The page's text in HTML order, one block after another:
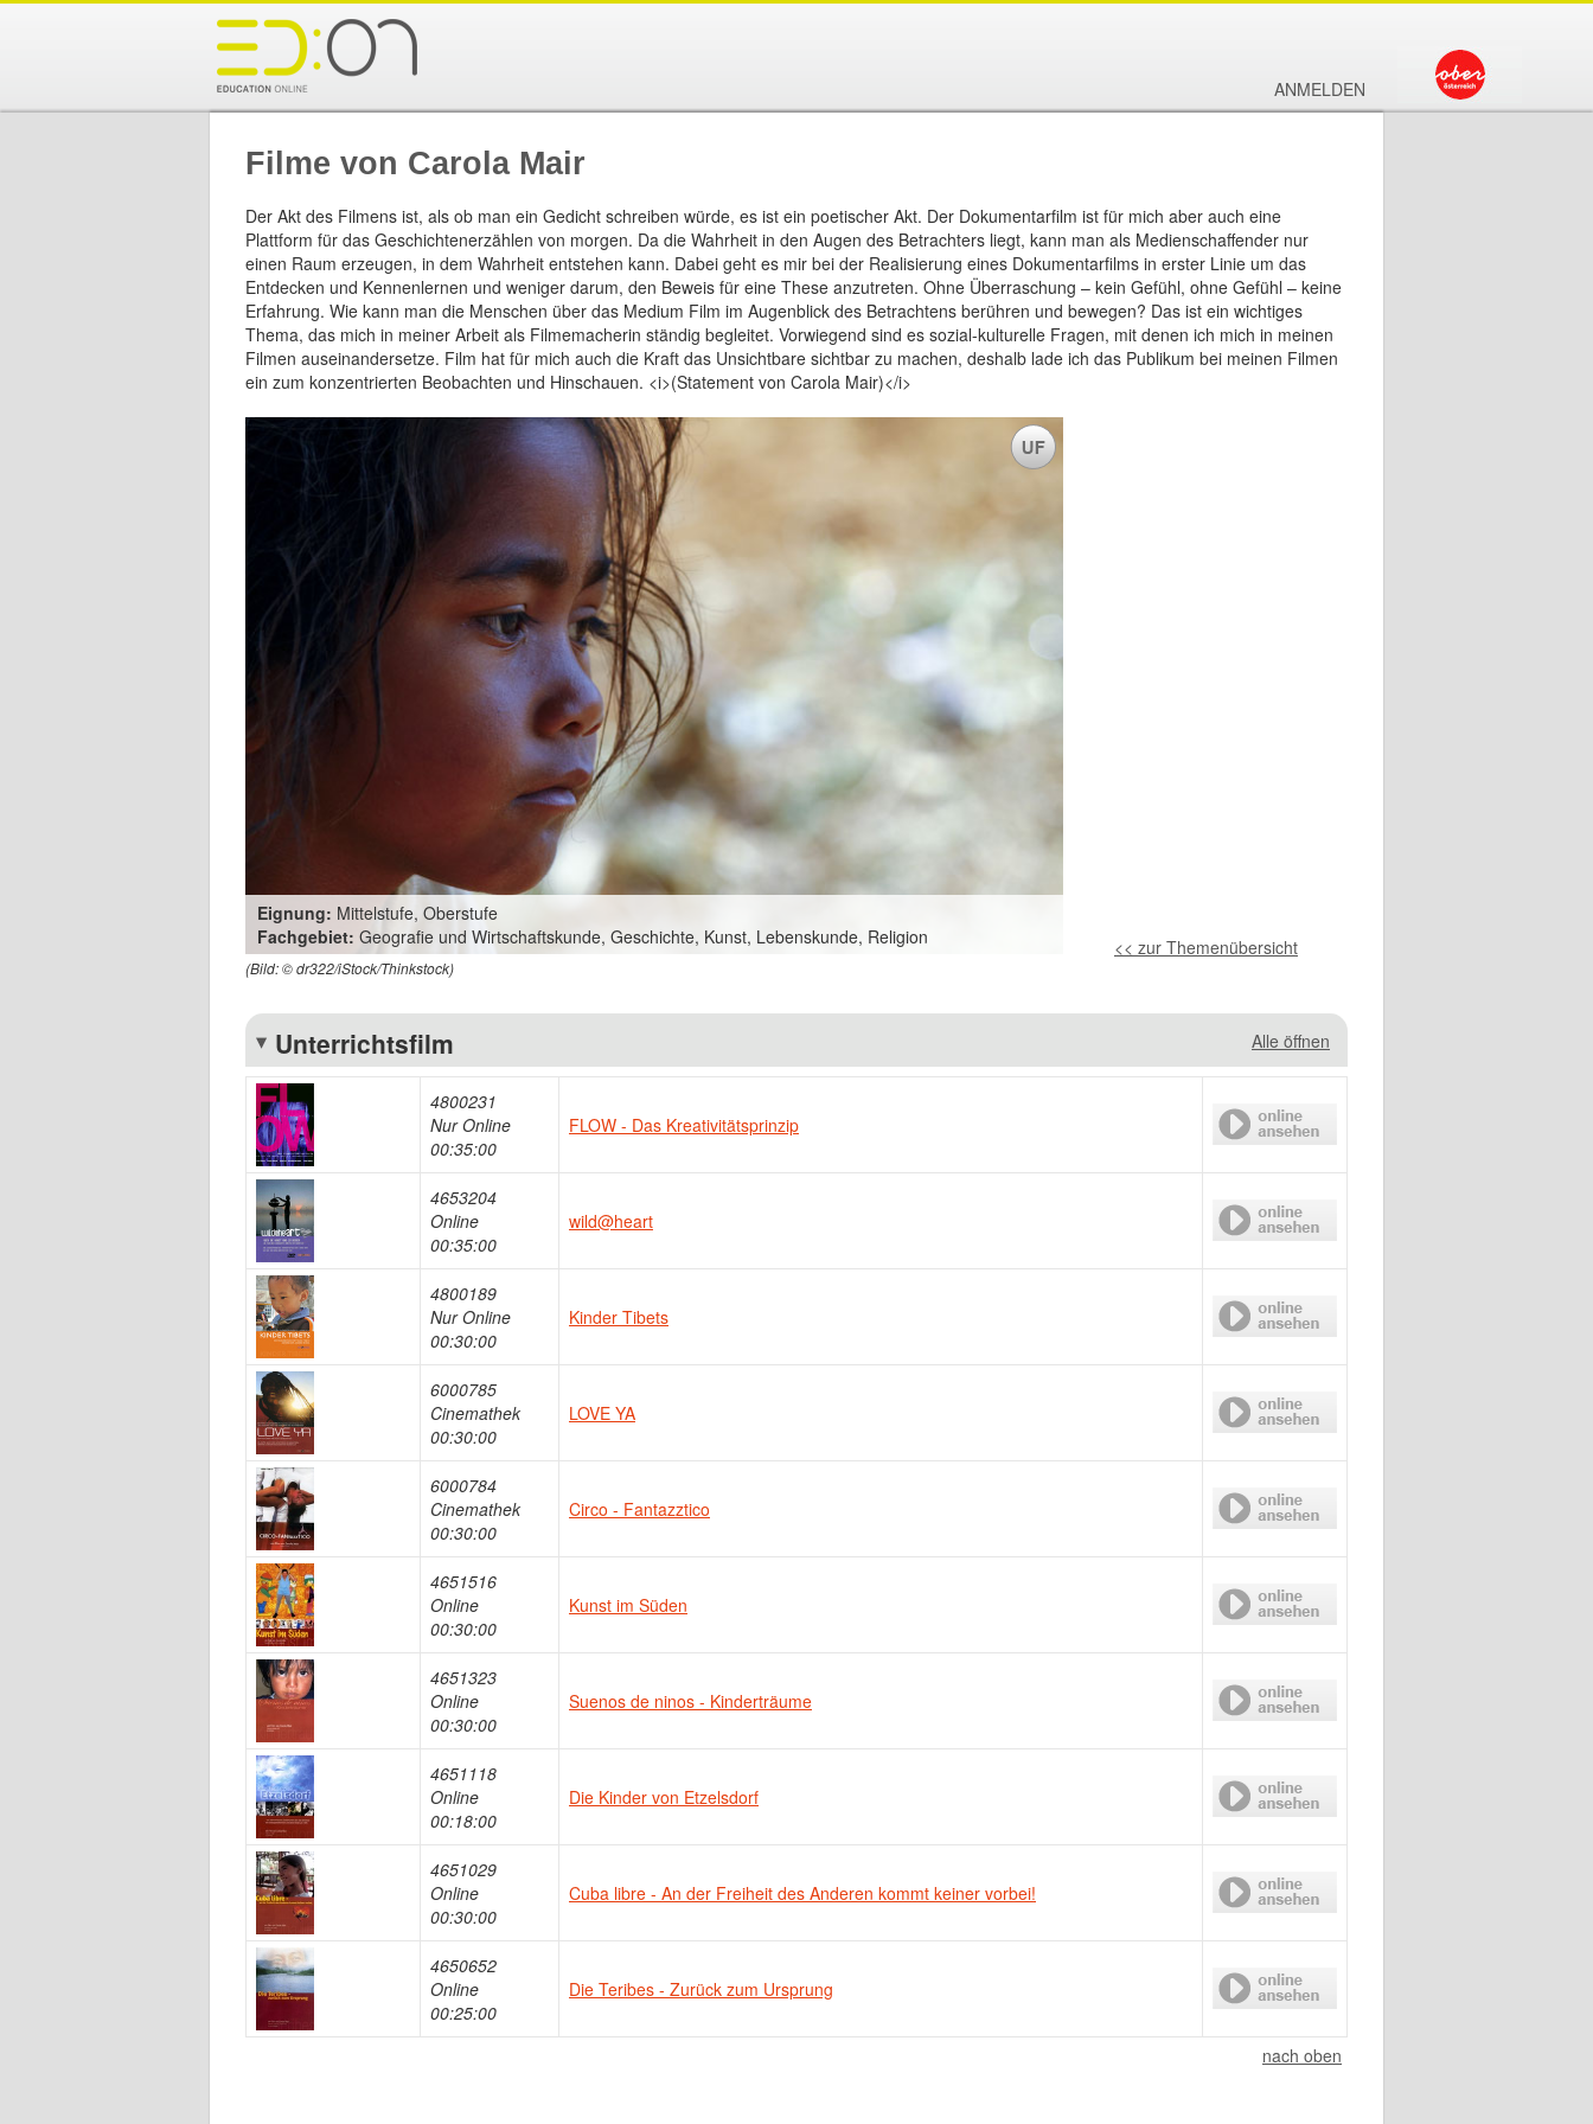
ANMELDEN
Filme von Carola Mair
Der Akt des Filmens ist, als ob man ein Gedicht schreiben würde, es ist ein poetischer Akt. Der Dokumentarfilm ist für mich aber auch eine
Plattform für das Geschichtenerzählen von morgen. Da die Wahrheit in den Augen des Betrachters liegt, kann man als Medienschaffender nur
einen Raum erzeugen, in dem Wahrheit entstehen kann. Dabei geht es mir bei der Realisierung eines Dokumentarfilms in erster Linie um das
Entdecken und Kennenlernen und weniger darum, den Beweis für eine These anzutreten. Ohne Überraschung – kein Gefühl, ohne Gefühl – keine
Erfahrung. Wie kann man die Menschen über das Medium Film im Augenblick des Betrachtens berühren und bewegen? Das ist ein wichtiges
Thema, das mich in meiner Arbeit als Filmemacherin ständig begleitet. Vorwiegend sind es sozial-kulturelle Fragen, mit denen ich mich in meinen
Filmen auseinandersetze. Film hat für mich auch die Kraft das Unsichtbare sichtbar zu machen, deshalb lade ich das Publikum bei meinen Filmen
ein zum konzentrierten Beobachten und Hinschauen. <i>(Statement von Carola Mair)</i>
Eignung: Mittelstufe, Oberstufe
Fachgebiet: Geografie und Wirtschaftskunde, Geschichte, Kunst, Lebenskunde, Religion
(Bild: © dr322/iStock/Thinkstock)
<< zur Themenübersicht
Unterrichtsfilm Alle öffnen
4800231
Nur Online
00:35:00
FLOW - Das Kreativitätsprinzip
4653204
Online
00:35:00
wild@heart
4800189
Nur Online
00:30:00
Kinder Tibets
6000785
Cinemathek
00:30:00
LOVE YA
6000784
Cinemathek
00:30:00
Circo - Fantazztico
4651516
Online
00:30:00
Kunst im Süden
4651323
Online
00:30:00
Suenos de ninos - Kinderträume
4651118
Online
00:18:00
Die Kinder von Etzelsdorf
4651029
Online
00:30:00
Cuba libre - An der Freiheit des Anderen kommt keiner vorbei!
4650652
Online
00:25:00
Die Teribes - Zurück zum Ursprung
nach oben